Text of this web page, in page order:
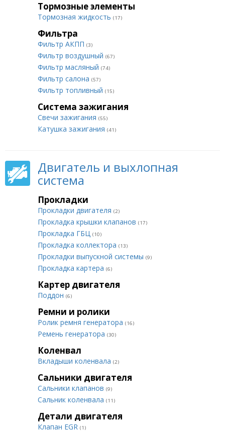
Тормозные элементы
Тормозная жидкость (17)
Фильтра
Фильтр АКПП (3)
Фильтр воздушный (67)
Фильтр масляный (74)
Фильтр салона (57)
Фильтр топливный (15)
Система зажигания
Свечи зажигания (55)
Катушка зажигания (41)
Двигатель и выхлопная
система
Прокладки
Прокладки двигателя (2)
Прокладка крышки клапанов (17)
Прокладка ГБЦ (10)
Прокладка коллектора (13)
Прокладки выпускной системы (9)
Прокладка картера (6)
Картер двигателя
Поддон (6)
Ремни и ролики
Ролик ремня генератора (16)
Ремень генератора (30)
Коленвал
Вкладыши коленвала (2)
Сальники двигателя
Сальники клапанов (9)
Сальник коленвала (11)
Детали двигателя
Клапан EGR (1)